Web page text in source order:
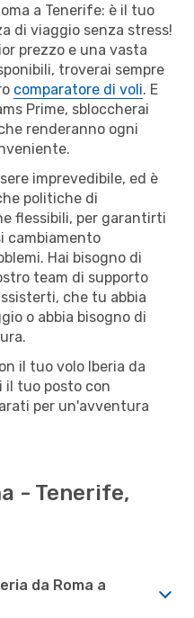
a Tenerife: è il tuo
di viaggio senza stress!
prezzo e una vasta
troverai sempre
comparatore di voli. E
Prime, sbloccherai
renderanno ogni
imprevedibile, ed è
politiche di
flessibili, per garantirti
cambiamento
Hai bisogno di
team di supporto
che tu abbia
o abbia bisogno di
il tuo volo Iberia da
il tuo posto con
per un'avventura
- Tenerife,
da Roma a